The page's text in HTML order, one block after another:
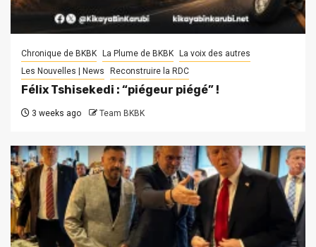
Chronique de BKBK La Plume de BKBK La voix des autres
Les Nouvelles | News
Reconstruire la RDC
Félix Tshisekedi : “piégeur piégé” !
3 weeks ago Team BKBK